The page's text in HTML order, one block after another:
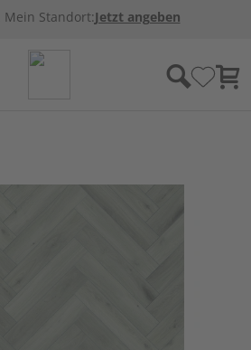
Mein Standort:Jetzt angeben